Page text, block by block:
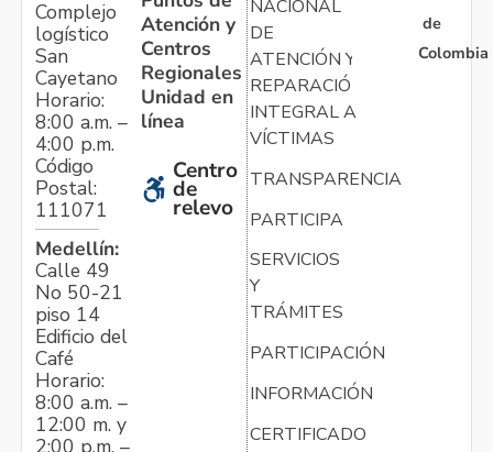
Complejo
logístico
San
Cayetano
Horario:
8:00 a.m. –
4:00 p.m.
Código
Postal:
111071
Medellín:
Calle 49
No 50-21
piso 14
Edificio del
Café
Horario:
8:00 a.m. –
12:00 m. y
2:00 p.m. –
Atención y
Centros
Regionales
Unidad en
línea
Centro
de
relevo
NACIONAL
DE
ATENCIÓN Y
REPARACIÓN
INTEGRAL A
VÍCTIMAS
TRANSPARENCIA
PARTICIPA
SERVICIOS
Y
TRÁMITES
PARTICIPACIÓN
INFORMACIÓN
CERTIFICADO
de
Colombia